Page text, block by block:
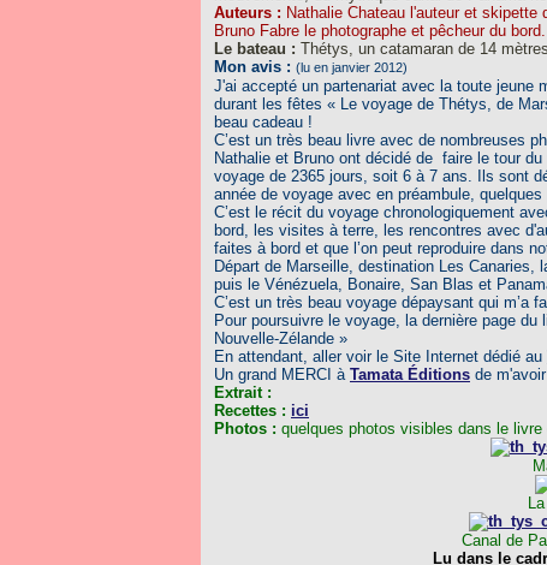
Auteurs : Nathalie Chateau l'auteur et skipette
Bruno Fabre le photographe et pêcheur du bord.
Le bateau : Thétys, un catamaran de 14
Mon avis : (lu en janvier 2012)
J'ai accepté un partenariat avec la toute jeune
durant les fêtes « Le voyage de Thétys, de
beau cadeau !
C’est un très beau livre avec de nombreuses
Nathalie et Bruno ont décidé de faire le tour
voyage de 2365 jours, soit 6 à 7 ans. Ils sont
année de voyage avec en préambule,
C’est le récit du voyage chronologiquement
bord, les visites à terre, les rencontres avec
faites à bord et que l’on peut reproduire dans
Départ de Marseille, destination Les Canaries,
puis le Vénézuela, Bonaire, San Blas et
C’est un très beau voyage dépaysant qui m’a
Pour poursuivre le voyage, la dernière page
Nouvelle-Zélande »
En attendant, aller voir le Site Internet dédié au
Un grand MERCI à Tamata Éditions de
Extrait :
Recettes : ici
Photos : quelques photos visibles dans le livre
Canal de
Lu dans le